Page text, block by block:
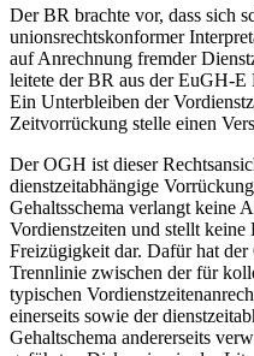
Der BR brachte vor, dass sich
unionsrechtskonformer
auf Anrechnung fremder
leitete der BR aus derEuGH-E
Ein Unterbleiben der
Zeitvorrückung stelle einen
Der OGH ist dieser
dienstzeitabhängige
Gehaltsschema verlangt keine
Vordienstzeiten und stellt
Freizügigkeit dar. Dafür hat
Trennlinie zwischen der für
typischen
einerseits sowie der
Gehaltschema andererseits